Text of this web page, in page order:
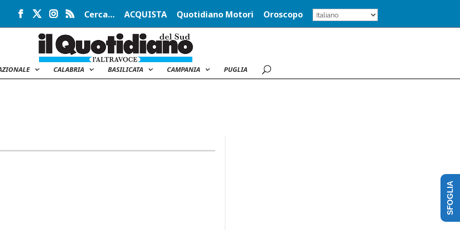
Cerca… ACQUISTA Quotidiano Motori Oroscopo
CALABRIA BASILICATA CAMPANIA PUGLIA
SFOGLIA